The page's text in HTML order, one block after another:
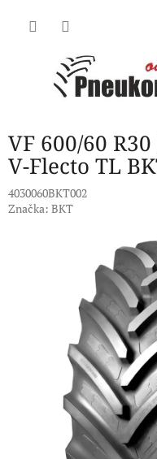
VF 600/60
V-Flecto TL
4030060BKT002
Značka: BKT